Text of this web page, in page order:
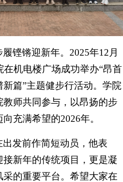
铿锵迎新年。2025年12月
机电楼广场成功举办“昂首
篇”主题健步行活动。学院
师共同参与，以昂扬的步
充满希望的2026年。
发前作简短动员，他表
新年的传统项目，更是凝
的重要平台。希望大家在